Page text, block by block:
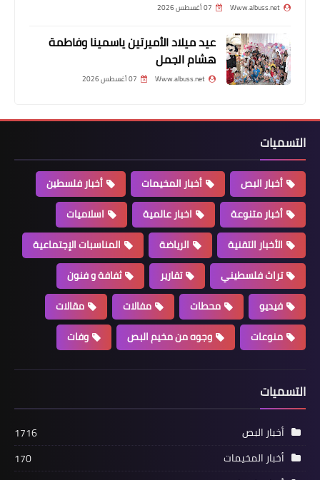
أخبار المخيمات
*وقفة عز وافتخار في مخيم الرشيدية
أخبار البص
"الجهاد الإسلامي" تلتقي "حماس" في
صور: لتخفيف الإجراءات الأمنية على
مداخل المخيمات
Www.albuss.net 07 أغسطس 2026
عيد ميلاد الأميرتين ياسمينا وفاطمة
هشام الجمل
Www.albuss.net 07 أغسطس 2026
التسميات
أخبار البص أخبار المخيمات
أخبار فلسطين
أخبار متنوعة
اخبار عالمية
اسلاميات
الأخبار التقنية
الرياضة
المناسبات الإجتماعية
تراث فلسطيني
تقارير
ثفافة و فنون
فيديو
محطات مفالات
مقالات
منوعات
وجوه من مخيم البص وفات
التسميات
أخبار البص
1716
أخبار المخيمات
170